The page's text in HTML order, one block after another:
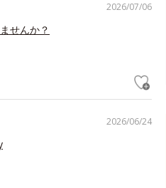
2026/07/06
せんか？
2026/06/24